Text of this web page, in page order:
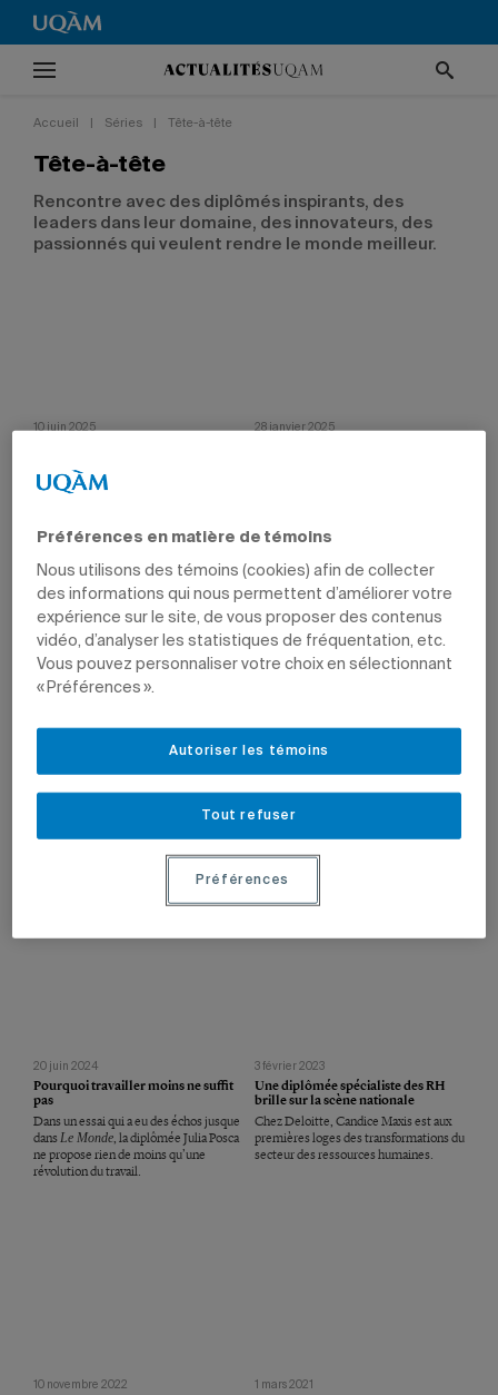
Accueil Séries Tête-à-tête
Tête-à-tête
Rencontre avec des diplômés inspirants, des
leaders dans leur domaine, des innovateurs, des
passionnés qui veulent rendre le monde meilleur.
10 juin 2025
Le diplômé en communication met ses
habiletés relationnelles au service du
Mobilité durable.
28 janvier 2025
époque.
autour de soi
avec humilité pour offrir des réponses
aux familles endeuillées.
30 août 2024
soigner
Bérubé a réorienté sa pratique grâce à
maîtrise en philosophie.
20 juin 2024
Pourquoi travailler moins ne suffit
pas
Dans un essai qui a eu des échos jusque
dans Le Monde , la diplômée Julia Posca
ne propose rien de moins qu’une
révolution du travail.
3 février 2023
Une diplômée spécialiste des RH
brille sur la scène nationale
Chez Deloitte, Candice Maxis est aux
premières loges des transformations du
secteur des ressources humaines.
10 novembre 2022 1 mars 2021
Préférences en matière de témoins
Nous utilisons des témoins (cookies) afin de collecter
des informations qui nous permettent d’améliorer votre
expérience sur le site, de vous proposer des contenus
vidéo, d’analyser les statistiques de fréquentation, etc.
Vous pouvez personnaliser votre choix en sélectionnant
« Préférences ».
Tout refuser
Autoriser les témoins
Préférences